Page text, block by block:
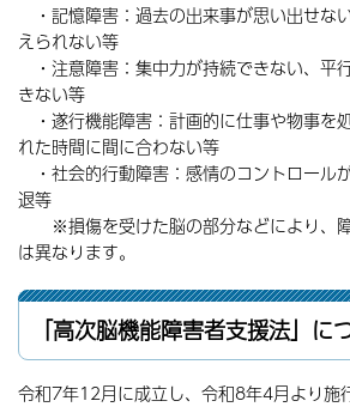
・記憶障害：過去の出来事が思い出せな
えられない等
・注意障害：集中力が持続できない、平
きない等
・遂行機能障害：計画的に仕事や物事を
れた時間に間に合わない等
・社会的行動障害：感情のコントロール
退等
※損傷を受けた脳の部分などにより、
は異なります。
「高次脳機能障害者支援法」に
令和7年12月に成立し、令和8年4月より施